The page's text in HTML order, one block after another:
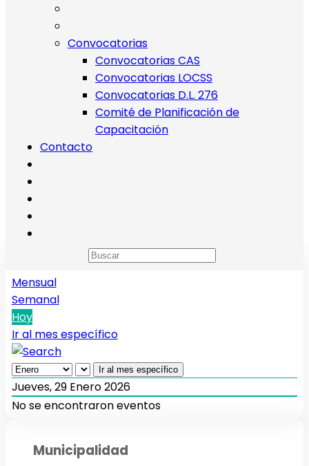
Convocatorias
Convocatorias CAS
Convocatorias LOCSS
Convocatorias D.L. 276
Comité de Planificación de
Capacitación
Contacto
Calendario de eventos
Mensual
Semanal
Hoy
Ir al mes específico
Ir al mes específico
Jueves, 29 Enero 2026
No se encontraron eventos
Municipalidad